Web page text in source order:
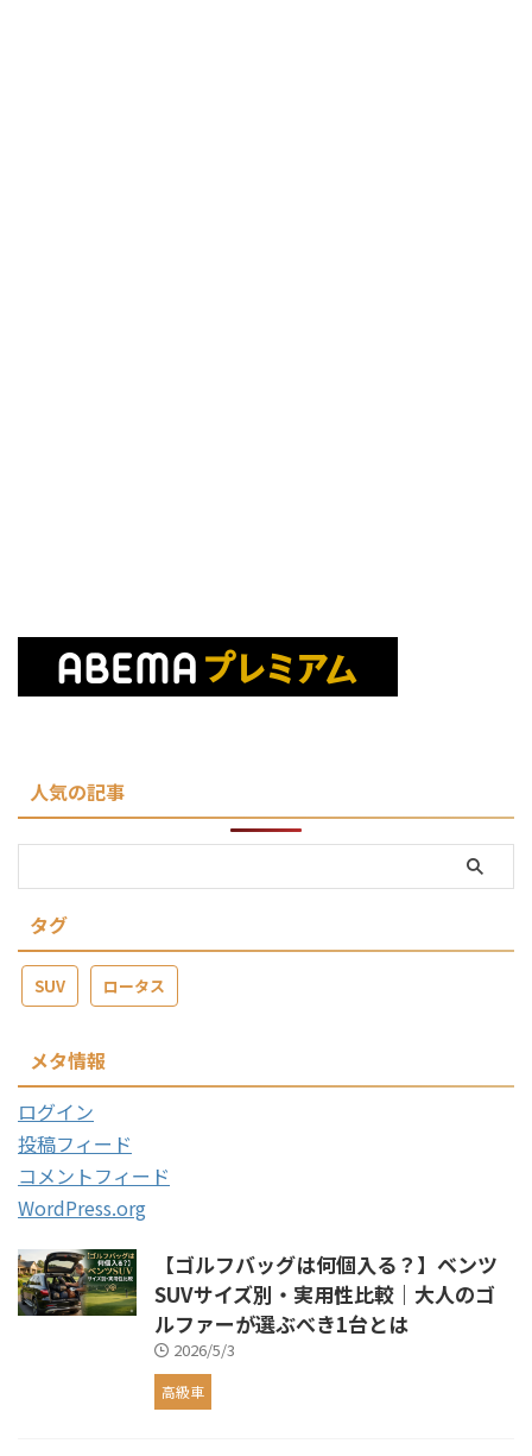
人気の記事
タグ
SUV ロータス
メタ情報
ログイン
投稿フィード
コメントフィード
WordPress.org
【ゴルフバッグは何個入る？】ベンツ
SUVサイズ別・実用性比較｜大人のゴ
ルファーが選ぶべき1台とは
2026/5/3
高級車